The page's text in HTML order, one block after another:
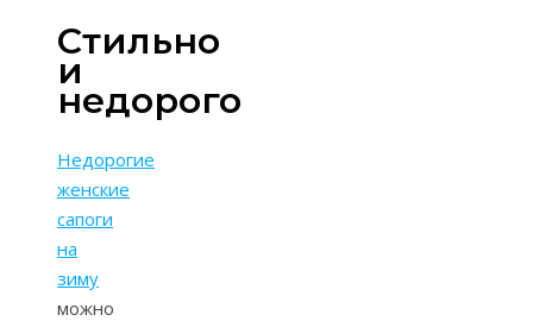
Стильно
и
недорого
Недорогие
женские
сапоги
на
зиму
можно